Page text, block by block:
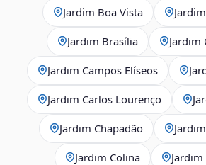
Jardim Boa Vista
Jardim Brasília Jardim
Jardim Campos Elíseos
Jardim Carlos Lourenço
Jardim Chapadão
Jardim Colina